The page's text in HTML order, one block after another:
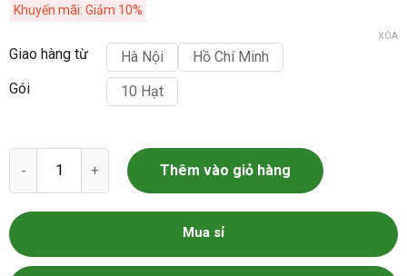
Khuyến mãi: Giảm 10%
Giao hàng từ Hà Nội
Hồ Chí Minh
Gói
10 Hạt
XÓA
Hạt Giống Hoa Phong Lữ Thảo Mix Gói 10 Hạt số lượng
Thêm vào giỏ hàng
Mua sỉ